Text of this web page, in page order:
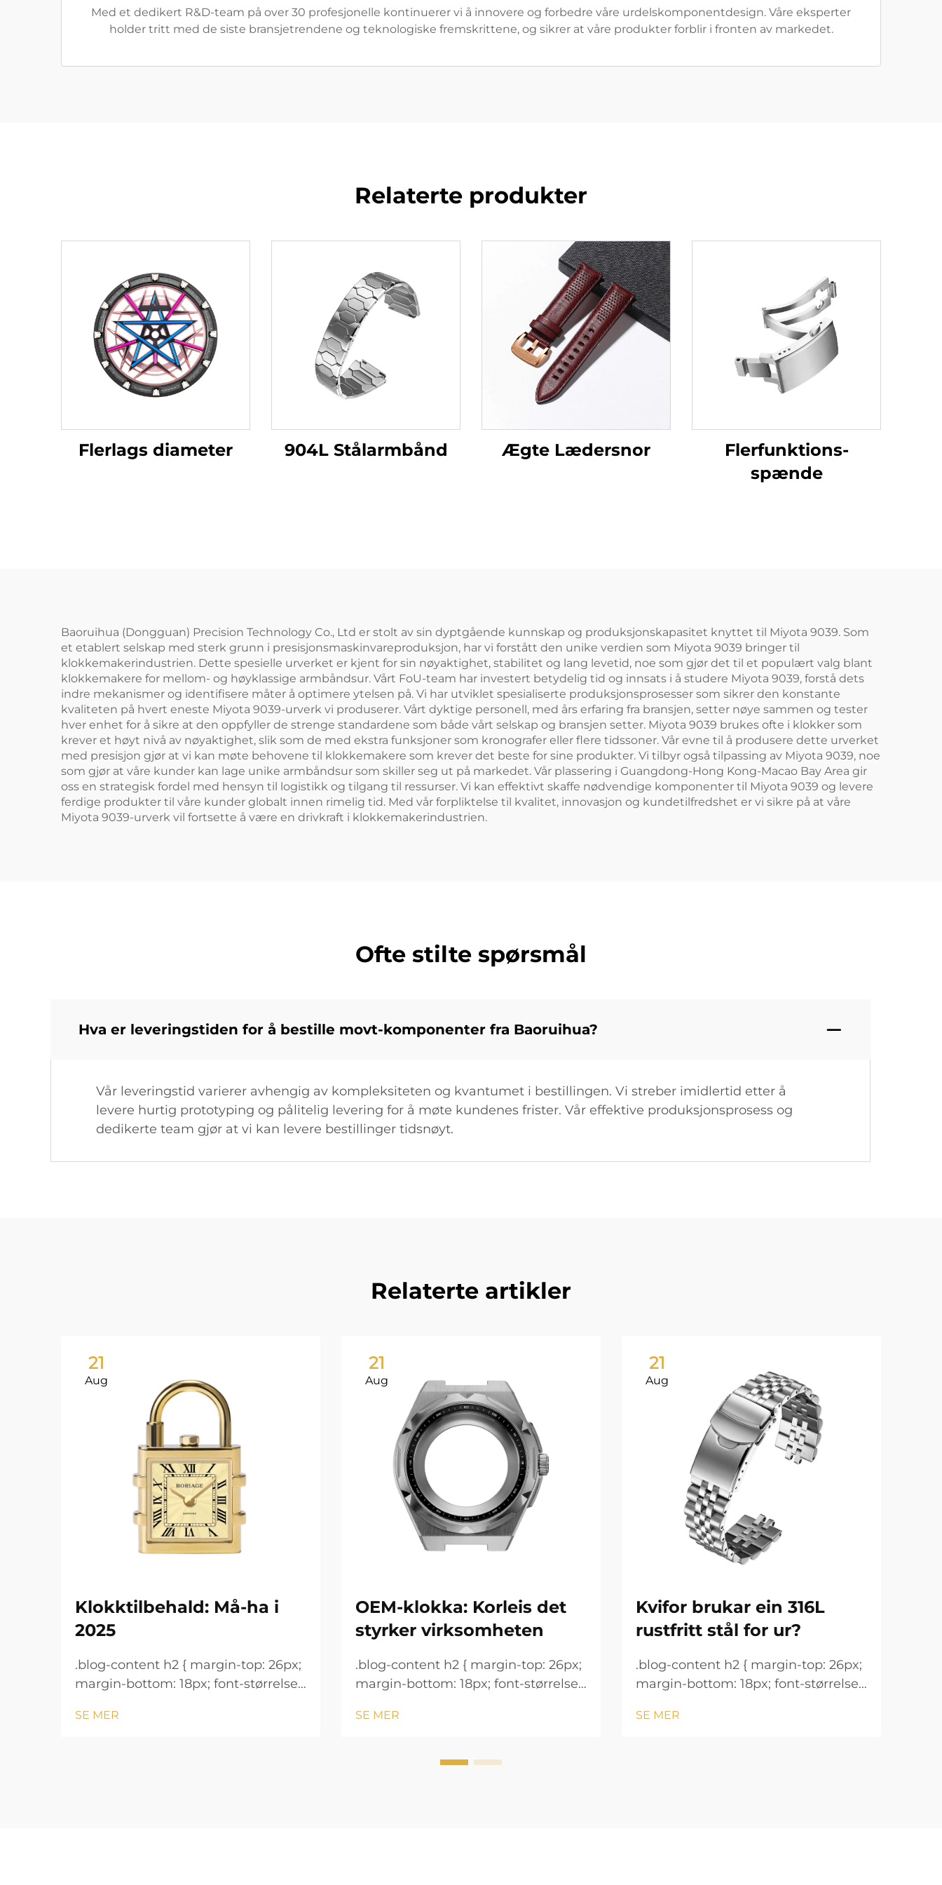
Med et dedikert R&D-team på over 30 profesjonelle kontinuerer vi å innovere og forbedre våre urdelskomponentdesign. Våre eksperter
holder tritt med de siste bransjetrendene og teknologiske fremskrittene, og sikrer at våre produkter forblir i fronten av markedet.
Relaterte produkter
Flerlags diameter 904L Stålarmbånd Ægte Lædersnor
Flerfunktions-
spænde
Baoruihua (Dongguan) Precision Technology Co., Ltd er stolt av sin dyptgående kunnskap og produksjonskapasitet knyttet til Miyota 9039. Som
et etablert selskap med sterk grunn i presisjonsmaskinvareproduksjon, har vi forstått den unike verdien som Miyota 9039 bringer til
klokkemakerindustrien. Dette spesielle urverket er kjent for sin nøyaktighet, stabilitet og lang levetid, noe som gjør det til et populært valg blant
klokkemakere for mellom- og høyklassige armbåndsur. Vårt FoU-team har investert betydelig tid og innsats i å studere Miyota 9039, forstå dets
indre mekanismer og identifisere måter å optimere ytelsen på. Vi har utviklet spesialiserte produksjonsprosesser som sikrer den konstante
kvaliteten på hvert eneste Miyota 9039-urverk vi produserer. Vårt dyktige personell, med års erfaring fra bransjen, setter nøye sammen og tester
hver enhet for å sikre at den oppfyller de strenge standardene som både vårt selskap og bransjen setter. Miyota 9039 brukes ofte i klokker som
krever et høyt nivå av nøyaktighet, slik som de med ekstra funksjoner som kronografer eller flere tidssoner. Vår evne til å produsere dette urverket
med presisjon gjør at vi kan møte behovene til klokkemakere som krever det beste for sine produkter. Vi tilbyr også tilpassing av Miyota 9039, noe
som gjør at våre kunder kan lage unike armbåndsur som skiller seg ut på markedet. Vår plassering i Guangdong-Hong Kong-Macao Bay Area gir
oss en strategisk fordel med hensyn til logistikk og tilgang til ressurser. Vi kan effektivt skaffe nødvendige komponenter til Miyota 9039 og levere
ferdige produkter til våre kunder globalt innen rimelig tid. Med vår forpliktelse til kvalitet, innovasjon og kundetilfredshet er vi sikre på at våre
Miyota 9039-urverk vil fortsette å være en drivkraft i klokkemakerindustrien.
Ofte stilte spørsmål
Hva er leveringstiden for å bestille movt-komponenter fra Baoruihua?
Vår leveringstid varierer avhengig av kompleksiteten og kvantumet i bestillingen. Vi streber imidlertid etter å
levere hurtig prototyping og pålitelig levering for å møte kundenes frister. Vår effektive produksjonsprosess og
dedikerte team gjør at vi kan levere bestillinger tidsnøyt.
Relaterte artikler
21
Aug
Klokktilbehald: Må-ha i
2025
.blog-content h2 { margin-top: 26px;
margin-bottom: 18px; font-størrelse:
linjeavstand: normal; } .blog-content
SE MER
21
Aug
OEM-klokka: Korleis det
styrker virksomheten
.blog-content h2 { margin-top: 26px;
margin-bottom: 18px; font-størrelse:
linjeavstand: normal; } .blog-content
bottom: 18px; font-størrelse: 20px
SE MER
21
Aug
Kvifor brukar ein 316L
rustfritt stål for ur?
.blog-content h2 { margin-top: 26px;
margin-bottom: 18px; font-størrelse:
linjeavstand: normal; } .blog-content
SE MER